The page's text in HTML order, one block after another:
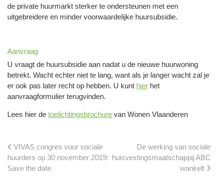
de private huurmarkt sterker te ondersteunen met een
uitgebreidere en minder voorwaardelijke huursubsidie.
Aanvraag
U vraagt de huursubsidie aan nadat u de nieuwe huurwoning
betrekt. Wacht echter niet te lang, want als je langer wacht zal je
er ook pas later recht op hebben. U kunt hier het
aanvraagformulier terugvinden.
Lees hier de toelichtingsbrochure van Wonen Vlaanderen
VIVAS congres voor sociale
huurders op 30 november 2019:
Save the date
De werking van sociale
huisvestingsmaatschappij ABC
wankelt